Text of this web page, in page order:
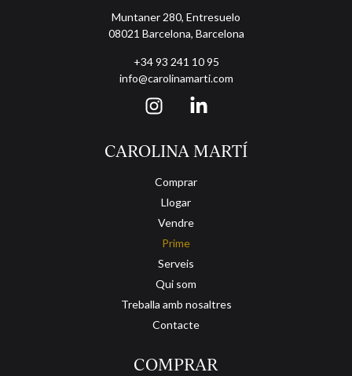
Muntaner 280, Entresuelo
08021 Barcelona, Barcelona
+34 93 241 10 95
info@carolinamarti.com
CAROLINA MARTÍ
Comprar
Llogar
Vendre
Prime
Serveis
Qui som
Treballa amb nosaltres
Contacte
COMPRAR